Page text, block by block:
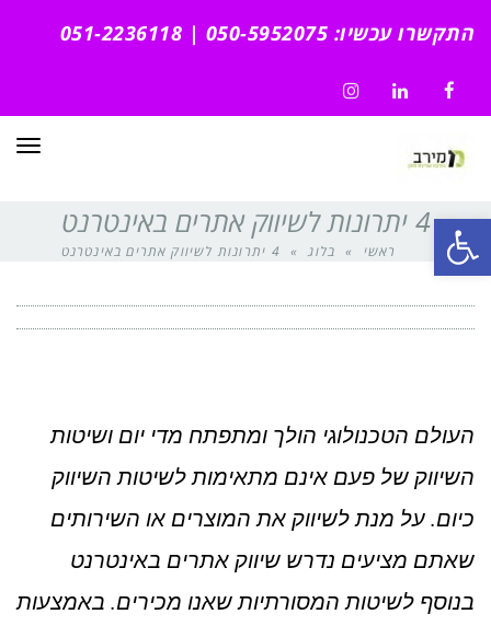
פתח סרגל נגישות
התקשרו עכשיו: 050-5952075 | 051-2236118
Facebook
LinkedIn
Instagram
4 יתרונות לשיווק אתרים באינטרנט
ראשי » בלוג » 4 יתרונות לשיווק אתרים באינטרנט
העולם הטכנולוגי הולך ומתפתח מדי יום ושיטות
השיווק של פעם אינם מתאימות לשיטות השיווק
כיום. על מנת לשיווק את המוצרים או השירותים
שאתם מציעים נדרש שיווק אתרים באינטרנט
בנוסף לשיטות המסורתיות שאנו מכירים. באמצעות